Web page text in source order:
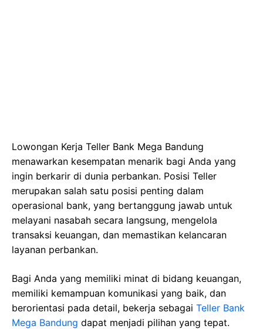
Lowongan Kerja Teller Bank Mega Bandung
menawarkan kesempatan menarik bagi Anda yang
ingin berkarir di dunia perbankan. Posisi Teller
merupakan salah satu posisi penting dalam
operasional bank, yang bertanggung jawab untuk
melayani nasabah secara langsung, mengelola
transaksi keuangan, dan memastikan kelancaran
layanan perbankan.
Bagi Anda yang memiliki minat di bidang keuangan,
memiliki kemampuan komunikasi yang baik, dan
berorientasi pada detail, bekerja sebagai Teller Bank
Mega Bandung dapat menjadi pilihan yang tepat.